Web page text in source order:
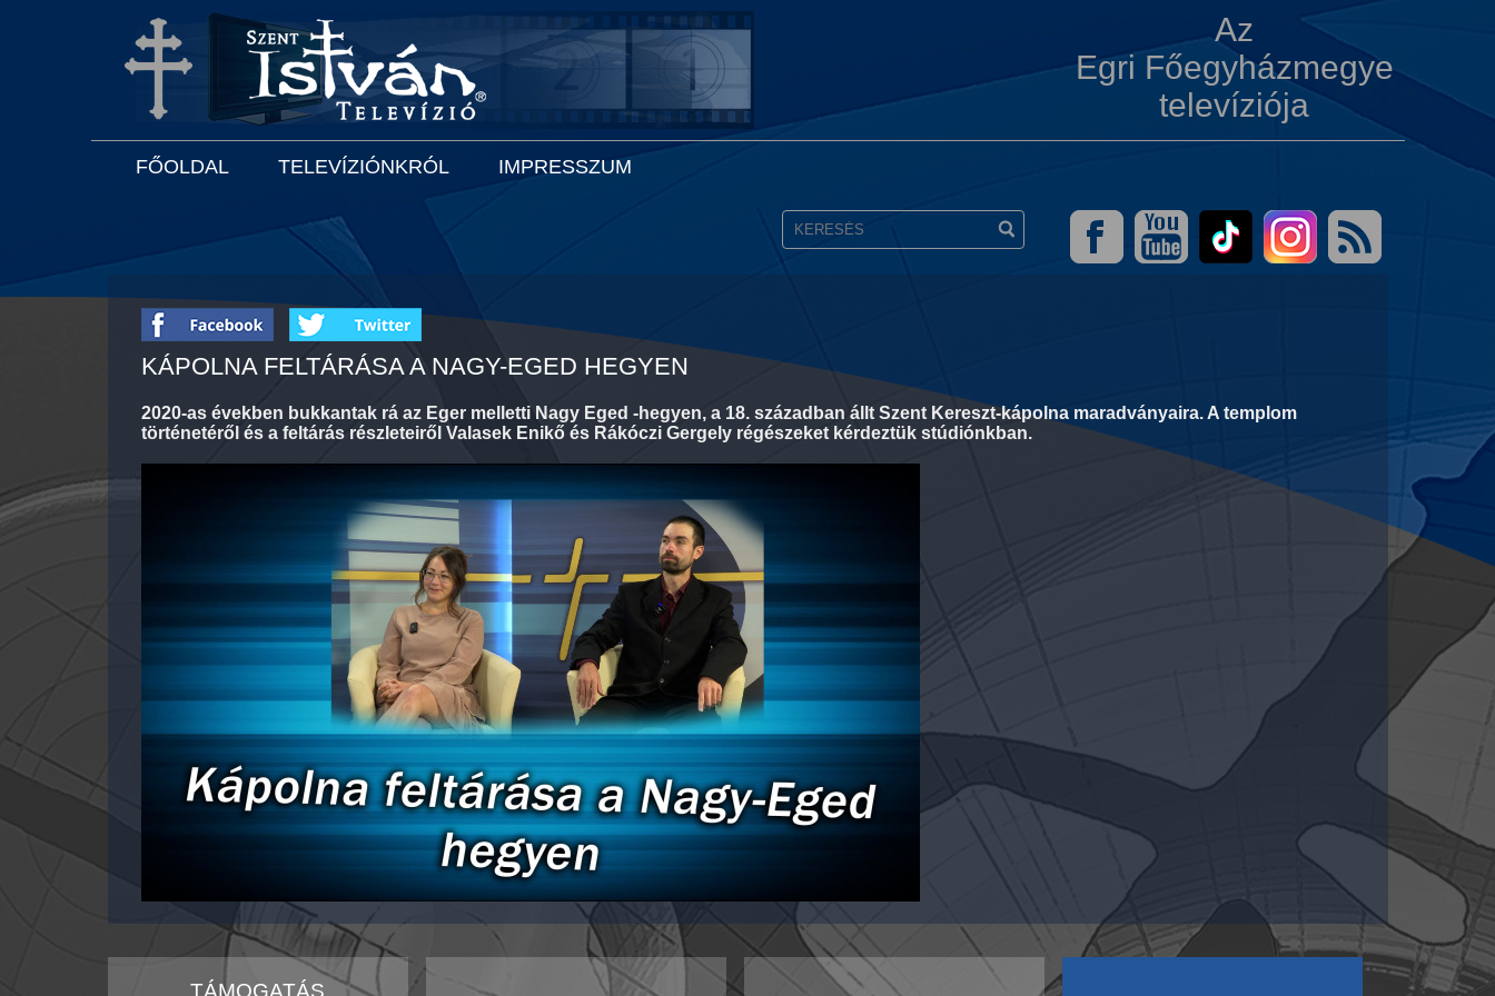
Az
Egri Főegyházmegye
televíziója
FŐOLDAL TELEVÍZIÓNKRÓL IMPRESSZUM
KÁPOLNA FELTÁRÁSA A NAGY-EGED HEGYEN
2020-as években bukkantak rá az Eger melletti Nagy Eged -hegyen, a 18. században állt Szent Kereszt-kápolna maradványaira. A templom
történetéről és a feltárás részleteiről Valasek Enikő és Rákóczi Gergely régészeket kérdeztük stúdiónkban.
TÁMOGATÁS